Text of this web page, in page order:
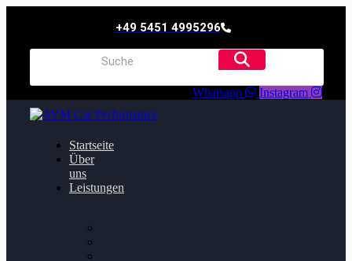
+49 5451 4995296
Whatsapp Instagram
Startseite
Über
uns
Leistungen